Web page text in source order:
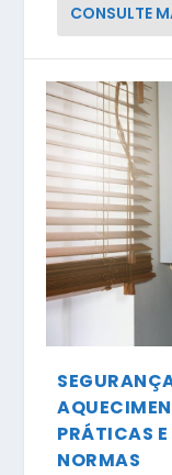
CONSULTE
PRÁTICAS
NORMAS